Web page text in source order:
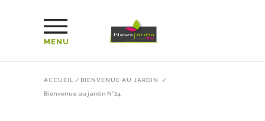
MENU
ACCUEIL / BIENVENUE AU JARDIN /
Bienvenue au jardin N°24